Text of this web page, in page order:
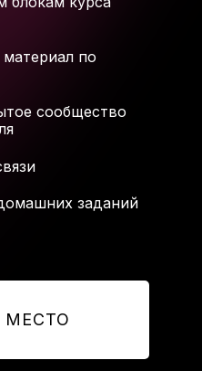
7
8
9
МЕСТО
сообщество
заданий
по